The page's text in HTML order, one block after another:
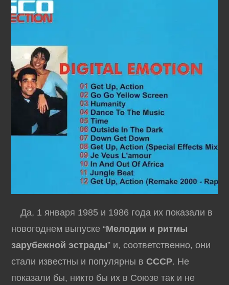
Да, 1 января 1985 и 1986 года их показали в
новогоднем выпуске “Мелодии и ритмы
зарубежной эстрады” и, соответственно, они
стали известны и популярны вСССР. Не
показали бы, никто бы их в Союзе так и не